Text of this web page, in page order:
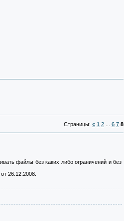
Страницы: « 1 2 6 7 8
файлы без каких либо ограничений и без
26.12.2008.